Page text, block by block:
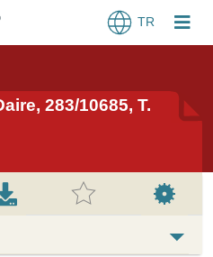
TR
283/10685, T.